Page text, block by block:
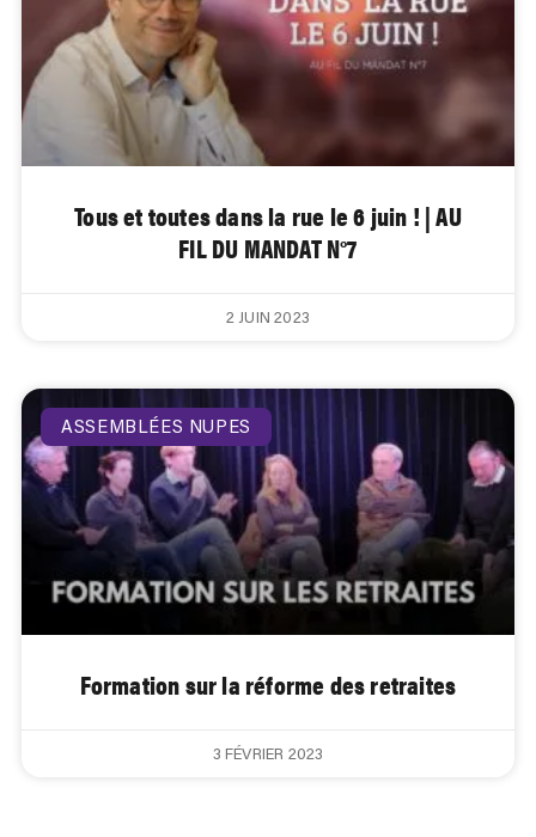
Tous et toutes dans la rue le 6 juin ! | AU
FIL DU MANDAT N°7
2 JUIN 2023
ASSEMBLÉES NUPES
Formation sur la réforme des retraites
3 FÉVRIER 2023